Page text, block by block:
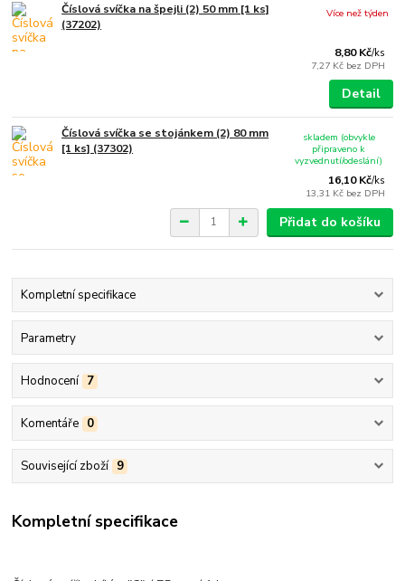
Číslová svíčka na špejli (2) 50 mm [1 ks]
(37202)
8,80 Kč/ks
7,27 Kč bez DPH
Více než týden
Detail
Číslová svíčka se stojánkem (2) 80 mm
[1 ks] (37302)
16,10 Kč/ks
13,31 Kč bez DPH
skladem (obvykle
připraveno k
vyzvednutí/odeslání)
Přidat do košíku
Kompletní specifikace
Parametry
Hodnocení 7
Komentáře 0
Související zboží 9
Kompletní specifikace